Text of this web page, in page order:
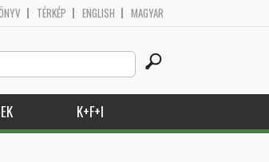
TÉRKÉP ENGLISH MAGYAR
Search
this
site
K+F+I